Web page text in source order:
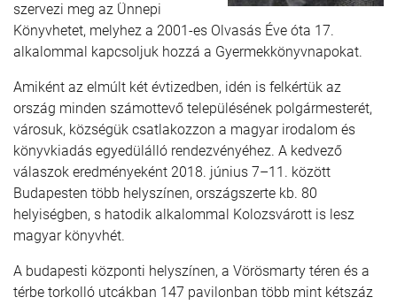
szervezi meg az Ünnepi
Könyvhetet, melyhez a 2001-es Olvasás Éve óta 17.
alkalommal kapcsoljuk hozzá a Gyermekkönyvnapokat.
Amiként az elmúlt két évtizedben, idén is felkértük az
ország minden számottevő településének polgármesterét,
városuk, községük csatlakozzon a magyar irodalom és
könyvkiadás egyedülálló rendezvényéhez. A kedvező
válaszok eredményeként 2018. június 7–11. között
Budapesten több helyszínen, országszerte kb. 80
helyiségben, s hatodik alkalommal Kolozsvárott is lesz
magyar könyvhét.
A budapesti központi helyszínen, a Vörösmarty téren és a
térbe torkolló utcákban 147 pavilonban több mint kétszáz